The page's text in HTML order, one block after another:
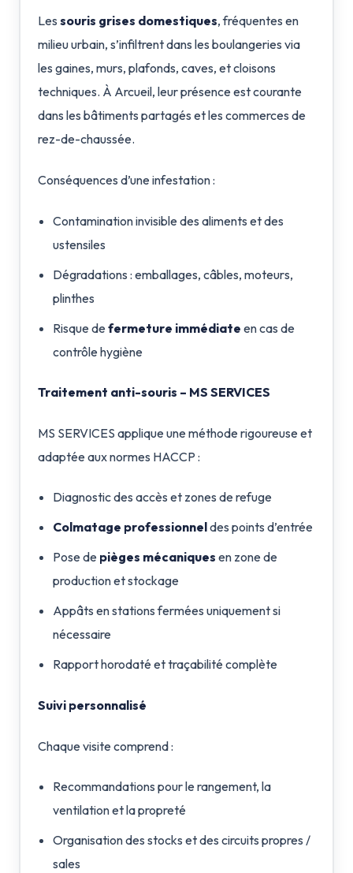
Les souris grises domestiques, fréquentes en
milieu urbain, s’infiltrent dans les boulangeries via
les gaines, murs, plafonds, caves, et cloisons
techniques. À Arcueil, leur présence est courante
dans les bâtiments partagés et les commerces de
rez-de-chaussée.
Conséquences d’une infestation :
Contamination invisible des aliments et des
ustensiles
Dégradations : emballages, câbles, moteurs,
plinthes
Risque defermeture immédiate en cas de
contrôle hygiène
Traitement anti-souris – MS SERVICES
MS SERVICES applique une méthode rigoureuse et
adaptée aux normes HACCP :
Diagnostic des accès et zones de refuge
Colmatage professionneldes points d’entrée
Pose de pièges mécaniques en zone de
production et stockage
Appâts en stations fermées uniquement si
nécessaire
Rapport horodaté et traçabilité complète
Suivi personnalisé
Chaque visite comprend :
Recommandations pour le rangement, la
ventilation et la propreté
Organisation des stocks et des circuits propres /
sales